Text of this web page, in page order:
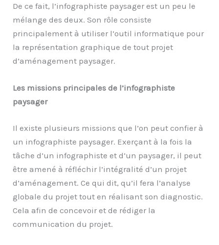
De ce fait, l’infographiste paysager est un peu le
mélange des deux. Son rôle consiste
principalement à utiliser l’outil informatique pour
la représentation graphique de tout projet
d’aménagement paysager.
Les missions principales de l’infographiste
paysager
Il existe plusieurs missions que l’on peut confier à
un infographiste paysager. Exerçant à la fois la
tâche d’un infographiste et d’un paysager, il peut
être amené à réfléchir l’intégralité d’un projet
d’aménagement. Ce qui dit, qu’il fera l’analyse
globale du projet tout en réalisant son diagnostic.
Cela afin de concevoir et de rédiger la
communication du projet.